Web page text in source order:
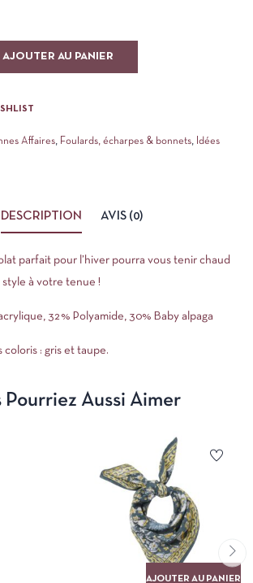
AJOUTER AU PANIER
Affaires, Foulards, écharpes & bonnets, Idées
DESCRIPTION AVIS (0)
parfait pour l’hiver pourra vous tenir chaud
à votre tenue !
32% Polyamide, 30% Baby alpaga
coloris : gris et taupe.
Pourriez Aussi Aimer
AJOUTER AU PANIER